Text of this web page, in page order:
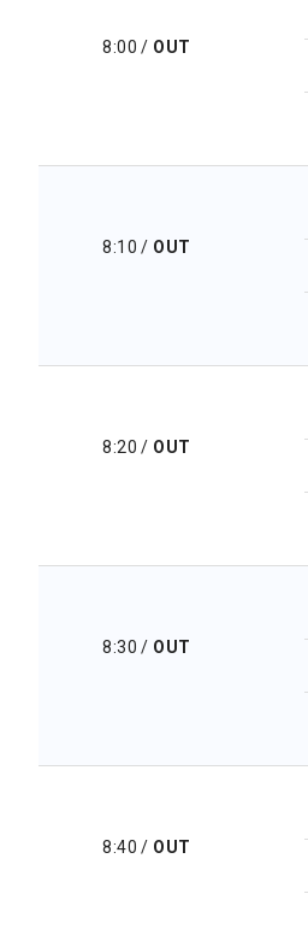
8:00 / OUT
8:10 / OUT
8:20 / OUT
8:30 / OUT
8:40 / OUT